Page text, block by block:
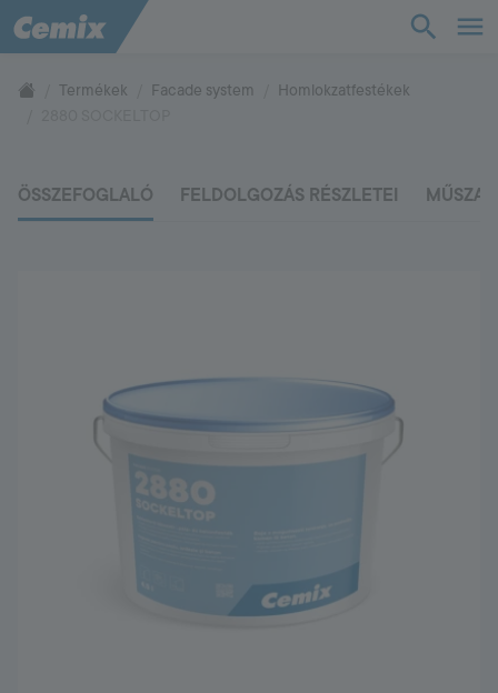
TudásTár
Támogatás
Vevőszolgálat +36 88 590 500
Termékek Facade system
Homlokzatfestékek
ÖSSZEFOGLALÓ FELDOLGOZÁS RÉSZLETEI